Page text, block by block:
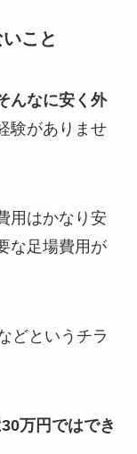
こと
んなに安く外
験がありませ
用はかなり安
な足場費用が
どというチラ
万円ではでき